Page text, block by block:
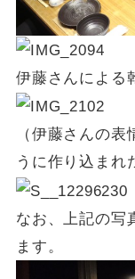
伊藤さんによる
（伊藤さんの
うに作り込まれ
なお、上記の写
ます。